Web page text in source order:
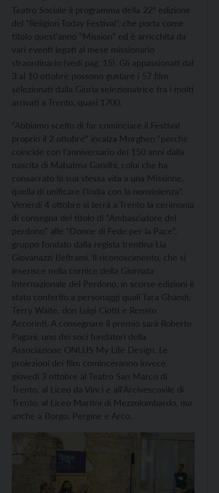
Teatro Sociale il programma della 22° edizione
del “Religion Today Festival”, che porta come
titolo quest’anno “Mission” ed è arricchita da
vari eventi legati al mese missionario
straordinario (vedi pag. 15). Gli appassionati dal
3 al 10 ottobre possono gustare i 57 film
selezionati dalla Giuria selezionatrice fra i molti
arrivati a Trento, quasi 1700.
“Abbiamo scelto di far cominciare il Festival
proprio il 2 ottobre” incalza Morghen “perché
coincide con l’anniversario dei 150 anni dalla
nascita di Mahatma Gandhi, colui che ha
consacrato la sua stessa vita a una Missione,
quella di unificare l’India con la nonviolenza”.
Venerdì 4 ottobre si terrà a Trento la cerimonia
di consegna del titolo di “Ambasciatore del
perdono” alle “Donne di Fede per la Pace”,
gruppo fondato dalla regista trentina Lia
Giovanazzi Beltrami. Il riconoscimento, che si
inserisce nella cornice della Giornata
Internazionale del Perdono, in scorse edizioni è
stato conferito a personaggi quali Tara Ghandi,
Terry Waite, don Luigi Ciotti e Renato
Accorinti. A consegnare il premio sarà Roberto
Pagani, uno dei soci fondatori della
Associazione ONLUS My Life Design. Le
proiezioni dei film cominceranno invece
giovedì 3 ottobre al Teatro San Marco di
Trento, al Liceo da Vinci e all’Arcivescovile di
Trento, al Liceo Martini di Mezzolombardo, ma
anche a Borgo, Pergine e Arco.